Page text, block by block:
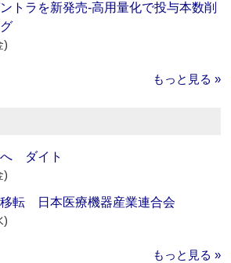
トラを新発売‐高用量化で投与本数削
)
もっと見る »
へ ダイト
)
転 日本医療機器産業連合会
)
もっと見る »